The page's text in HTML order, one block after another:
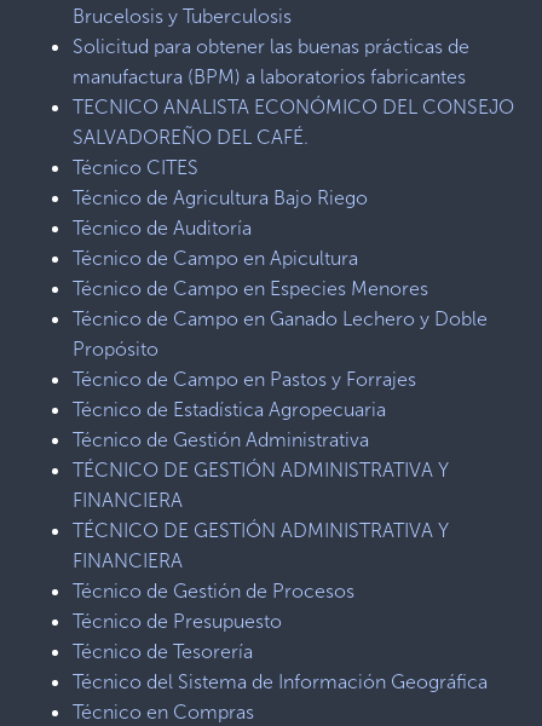
Brucelosis y Tuberculosis
Solicitud para obtener las buenas prácticas de
manufactura (BPM) a laboratorios fabricantes
TECNICO ANALISTA ECONÓMICO DEL CONSEJO
SALVADOREÑO DEL CAFÉ.
Técnico CITES
Técnico de Agricultura Bajo Riego
Técnico de Auditoría
Técnico de Campo en Apicultura
Técnico de Campo en Especies Menores
Técnico de Campo en Ganado Lechero y Doble
Propósito
Técnico de Campo en Pastos y Forrajes
Técnico de Estadística Agropecuaria
Técnico de Gestión Administrativa
TÉCNICO DE GESTIÓN ADMINISTRATIVA Y
FINANCIERA
TÉCNICO DE GESTIÓN ADMINISTRATIVA Y
FINANCIERA
Técnico de Gestión de Procesos
Técnico de Presupuesto
Técnico de Tesorería
Técnico del Sistema de Información Geográfica
Técnico en Compras